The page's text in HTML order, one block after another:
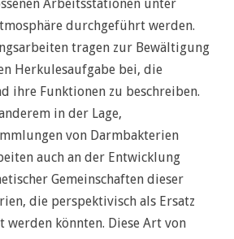
Arbeitsstationen unter
durchgeführt werden.
tragen zur Bewältigung
Herkulesaufgabe bei, die
ihre Funktionen zu beschreiben.
in der Lage,
von Darmbakterien
auch an der Entwicklung
Gemeinschaften dieser
die perspektivisch als Ersatz
werden könnten. Diese Art von